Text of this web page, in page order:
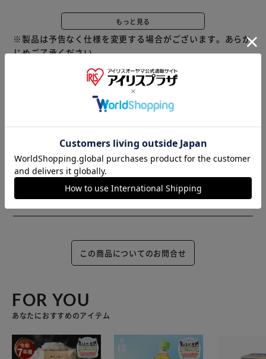
キ。簡単操作で確実に車輪をロック。
もっと見る
※製品は予告なく仕様を変更する場合がございます。あらか
じめご了承ください。
※当商品はお取り寄せ品の為、在庫の確認及び商品のお届け
までお時間を頂く場合がございます。
また、商品がメーカーにて完売となっていた場合、キャンセ
ル又は注文内容の変更をお願いいたしております。
予めご了承くださいますようお願いいたします。■こちらの
商品はアイリスプラザがセレクトしたオススメ商品です。
この商品についてのお問合せ
FOR YOU
あなたにおすすめのアイテム